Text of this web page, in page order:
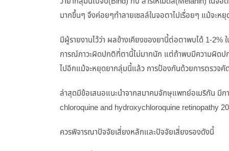
มากขึ้นๆ จึงค่อยๆทำลายเซลล์ในจอตาไปเรื่อยๆ แม้จะห
มีผู้รายงานไว้ว่า ผลข้างเคียงของยานี้ต่อตาพบได้ 1-
การณ์ภาวะผิดปกติที่ตานี้ไม่มากนัก แต่ถ้าพบมีความผิด
ไปอีกแม้จะหยุดยากลุ่มนี้แล้ว การป้องกันด้วยการตรวจคั
ล่าสุดมีข้อเสนอแนะนำจากสมาคมจักษุแพทย์อเมริกัน มี
chloroquine and hydroxychloroquine retinopathy
ควรพิจารณาปัจจัยเสี่ยงหลักและปัจจัยเสี่ยงรองดังนี้